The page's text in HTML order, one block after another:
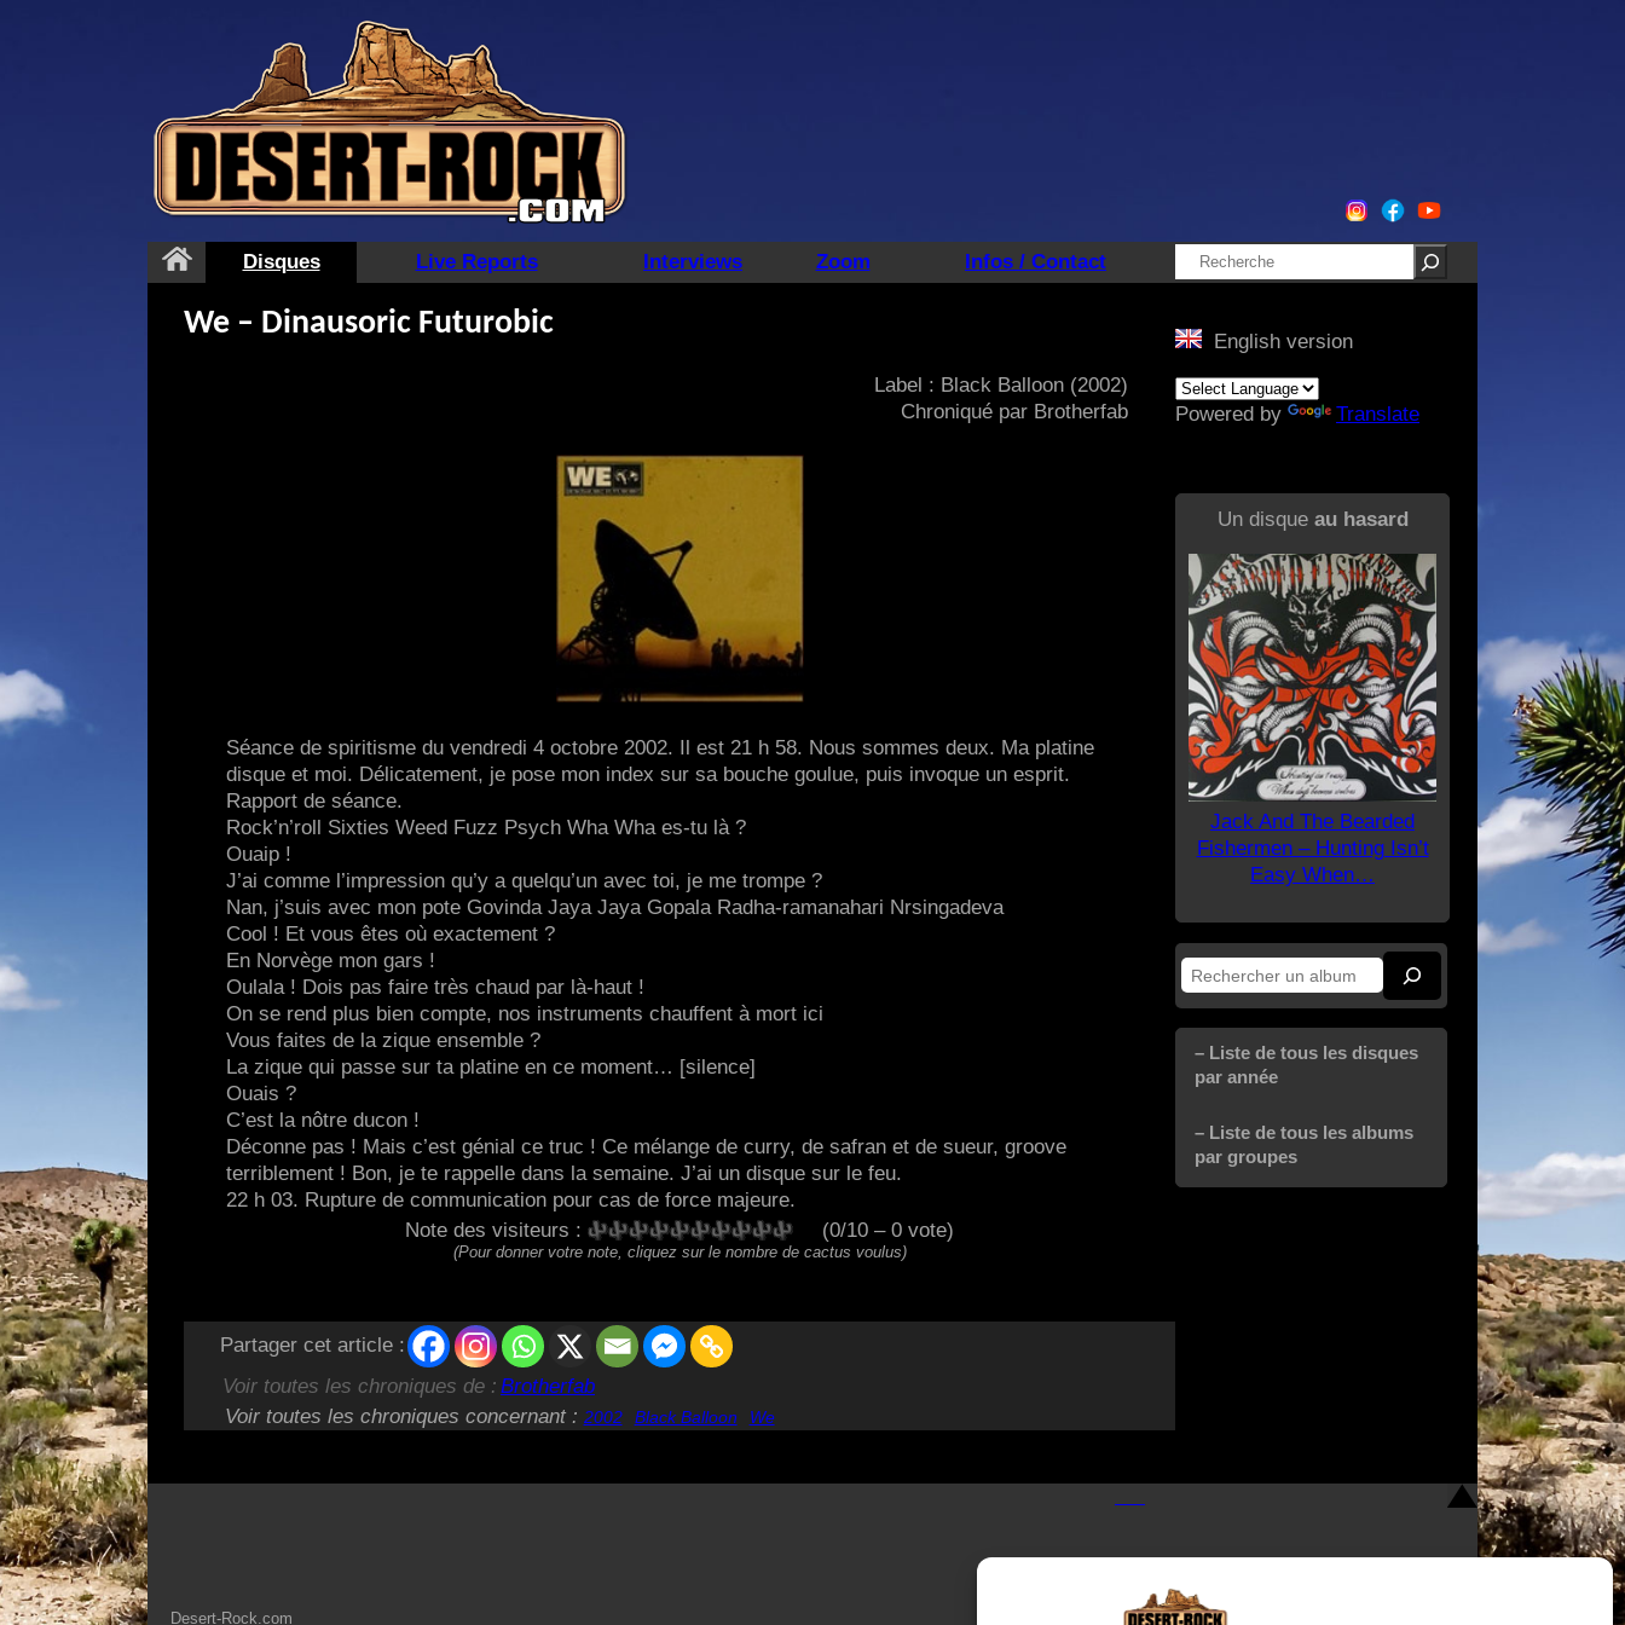
Disques Live Reports Interviews Zoom Infos / Contact Rechercher
We – Dinausoric Futurobic
Label : Black Balloon (2002)
Chroniqué par Brotherfab
Séance de spiritisme du vendredi 4 octobre 2002. Il est 21 h 58. Nous sommes deux. Ma platine
disque et moi. Délicatement, je pose mon index sur sa bouche goulue, puis invoque un esprit.
Rapport de séance.
Rock’n’roll Sixties Weed Fuzz Psych Wha Wha es-tu là ?
Ouaip !
J’ai comme l’impression qu’y a quelqu’un avec toi, je me trompe ?
Nan, j’suis avec mon pote Govinda Jaya Jaya Gopala Radha-ramanahari Nrsingadeva
Cool ! Et vous êtes où exactement ?
En Norvège mon gars !
Oulala ! Dois pas faire très chaud par là-haut !
On se rend plus bien compte, nos instruments chauffent à mort ici
Vous faites de la zique ensemble ?
La zique qui passe sur ta platine en ce moment… [silence]
Ouais ?
C’est la nôtre ducon !
Déconne pas ! Mais c’est génial ce truc ! Ce mélange de curry, de safran et de sueur, groove
terriblement ! Bon, je te rappelle dans la semaine. J’ai un disque sur le feu.
22 h 03. Rupture de communication pour cas de force majeure.
Note des visiteurs :
(0/10 – 0 vote)
(Pour donner votre note, cliquez sur le nombre de cactus voulus)
Partager cet article :
Voir toutes les chroniques de : Brotherfab
Voir toutes les chroniques concernant : 2002 Black Balloon We
English version
Powered by Translate
Un disque au hasard
Jack And The Bearded
Fishermen – Hunting Isn’t
Easy When…
Rechercher
– Liste de tous les disques
par année
– Liste de tous les albums
par groupes
Desert-Rock.com